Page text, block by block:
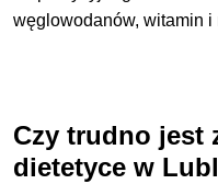
węglowodanów, witamin i
Czy trudno jest
dietetyce w